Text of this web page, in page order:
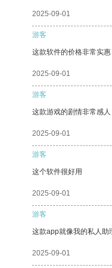
2025-09-01
游客
这款软件的价格非常实惠
2025-09-01
游客
这款游戏的剧情非常感人
2025-09-01
游客
这个软件很好用
2025-09-01
游客
这款app就像我的私人助
2025-09-01